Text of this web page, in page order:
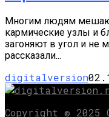
Многим людям
кармические узлы и
загоняют в угол и не
рассказали...
digitalversion
Copyright © 2025